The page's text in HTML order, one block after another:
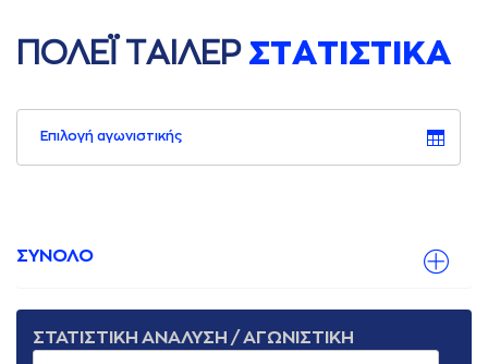
ΠΟΛΕΪ ΤAΙΛΕΡ ΣΤAΤΙΣΤΙΚA
Επιλογή αγωνιστικής
ΣΥΝΟΛΟ
ΣΤΑΤΙΣΤΙΚΗ ΑΝΑΛΥΣΗ / ΑΓΩΝΙΣΤΙΚΗ